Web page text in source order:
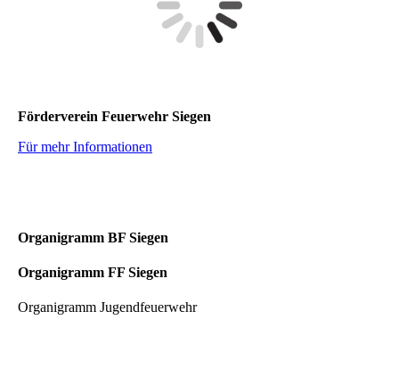
Förderverein Feuerwehr Siegen
Für mehr Informationen
Organigramm BF Siegen
Organigramm FF Siegen
Organigramm Jugendfeuerwehr